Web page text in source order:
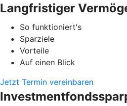
Langfristiger
So funktioniert's
Sparziele
Vorteile
Auf einen Blick
Jetzt Termin vereinbaren